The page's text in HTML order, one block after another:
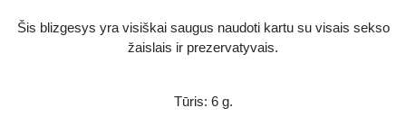
Šis blizgesys yra visiškai saugus naudoti kartu su visais sekso
žaislais ir prezervatyvais.
Tūris: 6 g.